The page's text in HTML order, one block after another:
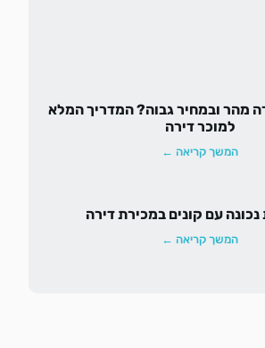
מהר ובמחיר גבוה? המדריך המלא
למוכר דירה
המשך קריאה ←
עם קונים במכירת דירה
המשך קריאה ←